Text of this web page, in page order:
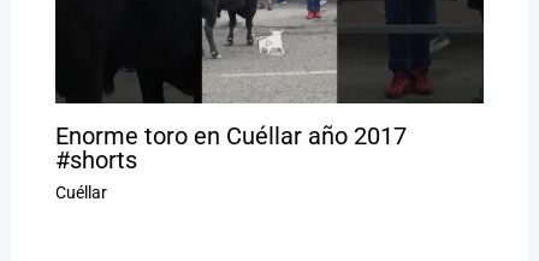
Enorme toro en Cuéllar año 2017
#shorts
Cuéllar